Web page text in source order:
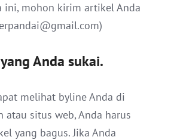
ini, mohon kirim artikel Anda
Anda sukai.
melihat byline Anda di
atau situs web, Anda harus
yang bagus. Jika Anda